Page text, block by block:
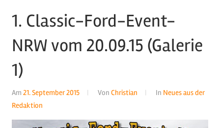
Motorsport
Tuning
1. Classic-Ford-Event-
NRW vom 20.09.15 (Galerie
1)
Am 21. September 2015 Von Christian In Neues aus der
Redaktion